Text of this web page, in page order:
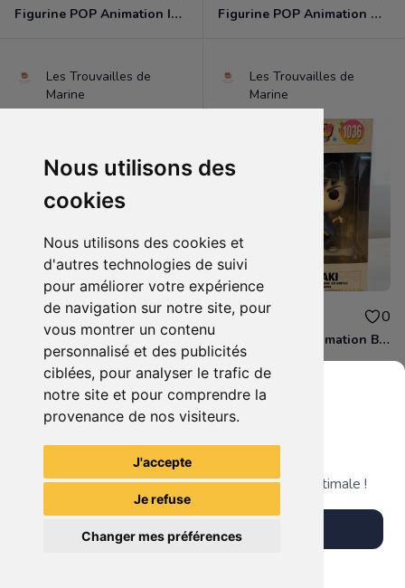
Nous utilisons des
cookies
Nous utilisons des cookies et
d'autres technologies de suivi
pour améliorer votre expérience
de navigation sur notre site, pour
vous montrer un contenu
personnalisé et des publicités
ciblées, pour analyser le trafic de
notre site et pour comprendre la
provenance de nos visiteurs.
J'accepte
Je refuse
Changer mes préférences
Figurine POP Animation Inuyasha 769 Sesshomaru neuve non deboxee Figurine POP Animation Dragon Ball Z 862 Majin Vegeta neuve non deboxee
Les Trouvailles de
Marine
12.00€ 0
Figurine POP Animation Fruits Basket 882 Shigure Soma neuve non deboxee
Les Trouvailles de
Marine
12.00€ 0
Figurine POP Animation Boruto 1036 Kawaki neuve non deboxee
Voir tous les articles du vendeur
Grenier du Geek
Télécharge notre app pour une expérience optimale !
Télécharger l'app